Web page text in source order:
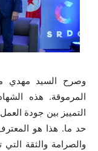
وصرح السيد مهدي
المرموقة. هذه
التمييز بين جودة
حد ما. هذا هو
والصرامة والثقة